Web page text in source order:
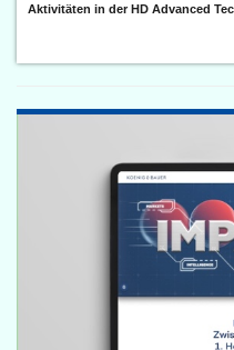
Aktivitäten in der HD Advanced